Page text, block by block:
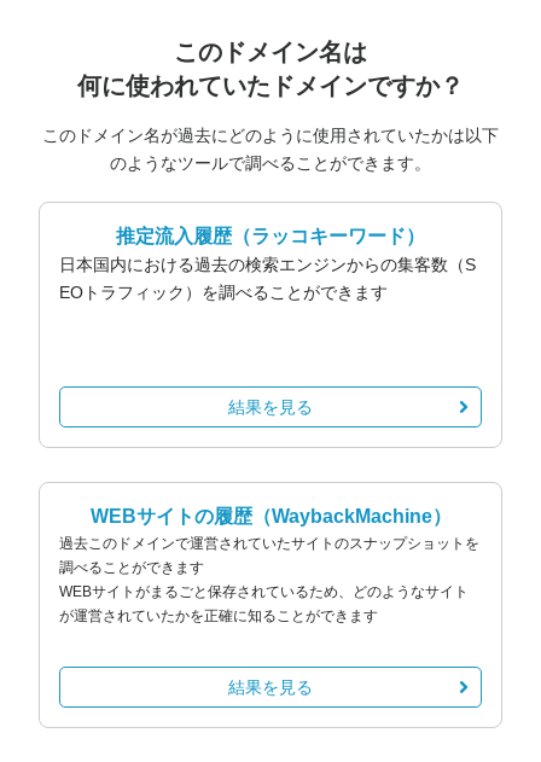
このドメイン名は
何に使われていたドメインですか？
このドメイン名が過去にどのように使用されていたかは以下
のようなツールで調べることができます。
推定流入履歴（ラッコキーワード）
日本国内における過去の検索エンジンからの集客数（S
EOトラフィック）を調べることができます
結果を見る
WEBサイトの履歴（WaybackMachine）
過去このドメインで運営されていたサイトのスナップショットを
調べることができます
WEBサイトがまるごと保存されているため、どのようなサイト
が運営されていたかを正確に知ることができます
結果を見る